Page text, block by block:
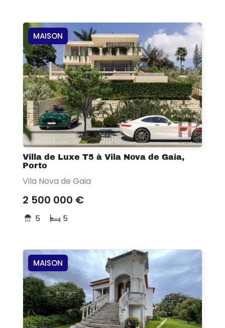
MAISON
Villa de Luxe T5 à Vila Nova de Gaia,
Porto
Vila Nova de Gaia
2 500 000 €
5 5
MAISON